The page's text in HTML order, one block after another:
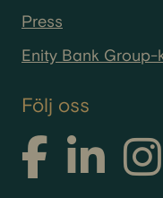
Press
Enity Bank Group-
Följ oss